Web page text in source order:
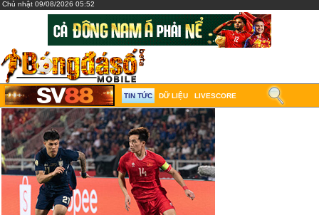
Chủ nhật 09/08/2026 05:52
TIN TỨC DỮ LIỆU LIVESCORE